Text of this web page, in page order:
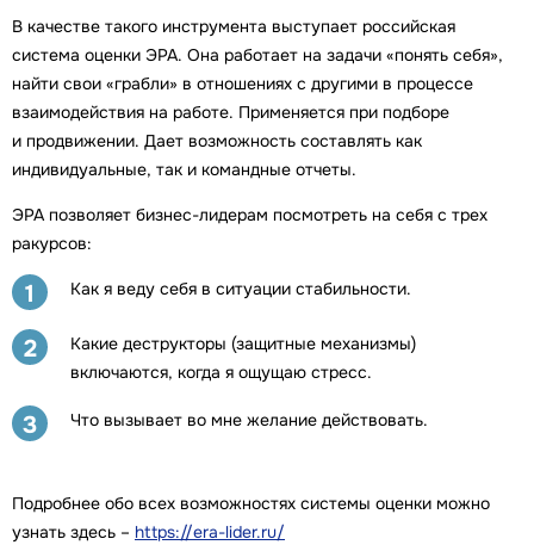
В качестве такого инструмента выступает российская
система оценки ЭРА. Она работает на задачи «понять себя»,
найти свои «грабли» в отношениях с другими в процессе
взаимодействия на работе. Применяется при подборе
и продвижении. Дает возможность составлять как
индивидуальные, так и командные отчеты.
ЭРА позволяет бизнес-лидерам посмотреть на себя с трех
ракурсов:
1 Как я веду себя в ситуации стабильности.
2
Какие деструкторы (защитные механизмы)
включаются, когда я ощущаю стресс.
3 Что вызывает во мне желание действовать.
Подробнее обо всех возможностях системы оценки можно
узнать здесь – https://era-lider.ru/